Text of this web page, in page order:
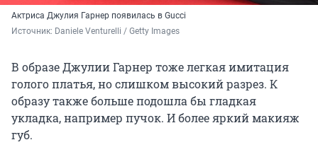
Актриса Джулия Гарнер появилась в Gucci
Источник: Daniele Venturelli / Getty Images
В образе Джулии Гарнер тоже легкая имитация
голого платья, но слишком высокий разрез. К
образу также больше подошла бы гладкая
укладка, например пучок. И более яркий макияж
губ.